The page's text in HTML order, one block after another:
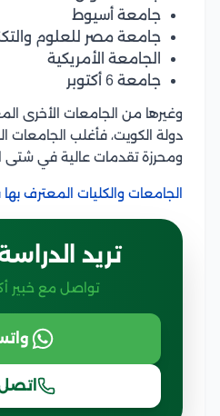
جامعة أسيوط
جامعة مصر للعلوم
الجامعة الأمريكية
جامعة 6 أكتوبر
وغيرها من الجامعات الأخرى
دولة الكويت، فأغلب
ومحرزة تقدمات عالية في شتى
الجامعات والكليات المعترف
تريد
تواصل مع خبير
اتصل